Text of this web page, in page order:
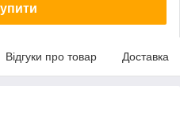
Відгуки про товар Доставка